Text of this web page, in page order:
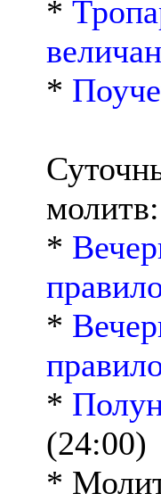
*
*
молитв:
*
*
*
(24:00)
*